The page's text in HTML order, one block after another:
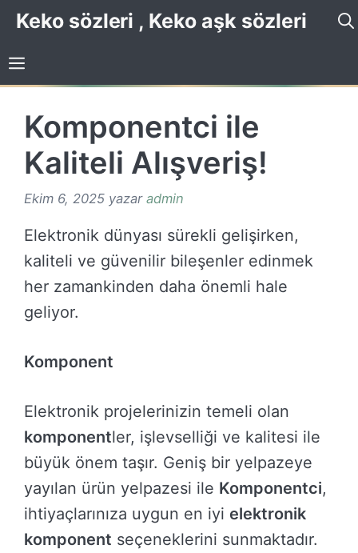
İçeriğe
Keko sözleri , Keko aşk sözleri
Komponentci ile
Kaliteli Alışveriş!
Ekim 6, 2025 yazar admin
Elektronik dünyası sürekli gelişirken,
kaliteli ve güvenilir bileşenler edinmek
her zamankinden daha önemli hale
geliyor.
Komponent
Elektronik projelerinizin temeli olan
komponentler, işlevselliği ve kalitesi ile
büyük önem taşır. Geniş bir yelpazeye
yayılan ürün yelpazesi ile Komponentci,
ihtiyaçlarınıza uygun en iyi elektronik
komponent seçeneklerini sunmaktadır.